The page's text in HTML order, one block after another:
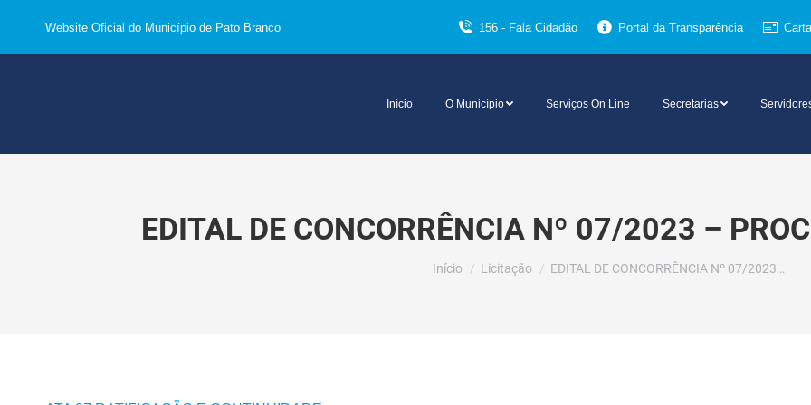
Website Oficial do Município de Pato Branco 156 - Fala Cidadão Portal da Transparência
Início O Município Serviços On Line Secretarias
EDITAL DE CONCORRÊNCIA Nº 07/2023 –
Você está aqui:
Início Licitação EDITAL DE CONCORRÊNCIA Nº 07/2023…